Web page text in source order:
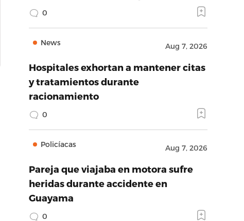
0
News Aug 7, 2026
Hospitales exhortan a mantener citas
y tratamientos durante
racionamiento
0
Policíacas Aug 7, 2026
Pareja que viajaba en motora sufre
heridas durante accidente en
Guayama
0